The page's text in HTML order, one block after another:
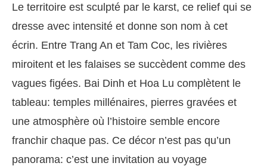
Le territoire est sculpté par le karst, ce relief qui se
dresse avec intensité et donne son nom à cet
écrin. Entre Trang An et Tam Coc, les rivières
miroitent et les falaises se succèdent comme des
vagues figées. Bai Dinh et Hoa Lu complètent le
tableau: temples millénaires, pierres gravées et
une atmosphère où l’histoire semble encore
franchir chaque pas. Ce décor n’est pas qu’un
panorama: c’est une invitation au voyage